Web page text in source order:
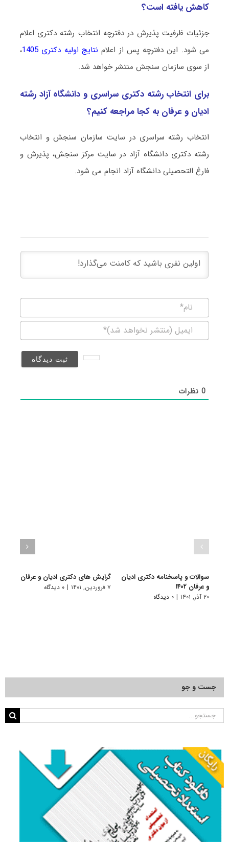
کاهش یافته است؟
جزئیات ظرفیت پذیرش در دفترچه انتخاب رشته دکتری اعلام
می شود. این دفترچه پس از اعلام نتایج اولیه دکتری 1405
،
از سوی سازمان سنجش منتشر خواهد شد.
برای انتخاب رشته دکتری سراسری و دانشگاه آزاد رشته
ادﻳﺎن و ﻋﺮﻓﺎن به کجا مراجعه کنیم؟
انتخاب رشته سراسری در سایت سازمان سنجش و انتخاب
رشته دکتری دانشگاه آزاد در سایت مرکز سنجش، پذیرش و
فارغ التحصیلی دانشگاه آزاد انجام می شود.
(منتشر
0نظرات
سوالات و پاسخنامه دکتری ادیان
و عرفان ۱۴۰۲
۲۰ آذر, ۱۴۰۱ | ۰ دیدگاه
گرایش های دکتری ادﻳﺎن و ﻋﺮﻓﺎن
۷ فروردین, ۱۴۰۱ | ۰ دیدگاه
جست و جو
جستجو